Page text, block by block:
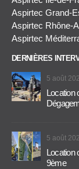
Aspirtec Grand-
Aspirtec Rhône-
Aspirtec
DERNIÈRES
5 août
Location
5 août
Location
9ème